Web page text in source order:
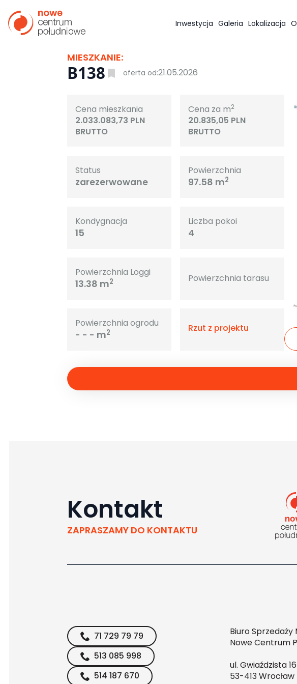
Inwestycja Galeria Lokalizacja
MIESZKANIE:
B138 oferta od:21.05.2026
Cena mieszkania
2.033.083,73 PLN
BRUTTO
Cena za m2
20.835,05 PLN
BRUTTO
Status
zarezerwowane
Powierzchnia
97.58 m2
Kondygnacja
15
Liczba pokoi
4
Powierzchnia Loggi
13.38 m2 Powierzchnia tarasu
Powierzchnia ogrodu
- - - m2
Rzut z projektu
Kontakt
ZAPRASZAMY DO KONTAKTU
71 729 79 79
513 085 998
514 187 670
Biuro Sprzedaży
Nowe Centrum
ul. Gwiaździsta
53-413 Wrocław